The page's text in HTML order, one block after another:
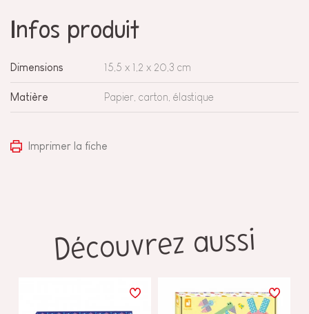
Infos produit
Dimensions 15,5 x 1,2 x 20,3 cm
Matière Papier, carton, élastique
Imprimer la fiche
Découvrez aussi